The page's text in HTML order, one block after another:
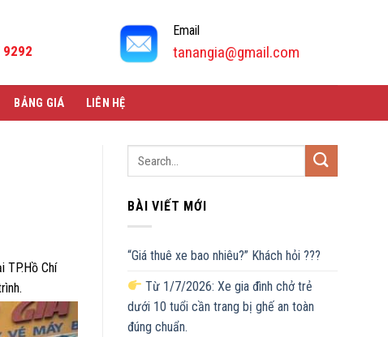
9292
Email
tanangia@gmail.com
BẢNG GIÁ LIÊN HỆ
TP.Hồ Chí
BÀI VIẾT MỚI
“Giá thuê xe bao nhiêu?” Khách hỏi ???
Từ 1/7/2026: Xe gia đình chở trẻ
dưới 10 tuổi cần trang bị ghế an toàn
đúng chuẩn.